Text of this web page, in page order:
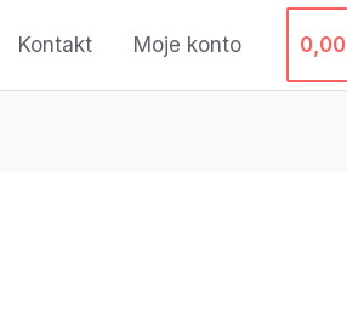
Kontakt Moje konto 0,00